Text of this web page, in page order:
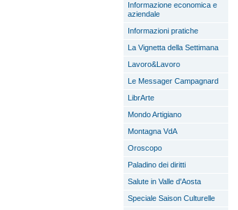
Informazione economica e
aziendale
Informazioni pratiche
La Vignetta della Settimana
Lavoro&Lavoro
Le Messager Campagnard
LibrArte
Mondo Artigiano
Montagna VdA
Oroscopo
Paladino dei diritti
Salute in Valle d'Aosta
Speciale Saison Culturelle